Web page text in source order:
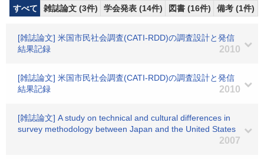
すべて 雑誌論文 (3件) 学会発表 (14件) 図書 (16件) 備考 (1件)
[雑誌論文] 米国市民社会調査(CATI-RDD)の調査設計と発信
結果記録
2010
[雑誌論文] 米国市民社会調査(CATI-RDD)の調査設計と発信
結果記録
2010
[雑誌論文] A study on technical and cultural differences in
survey methodology between Japan and the United States
2007